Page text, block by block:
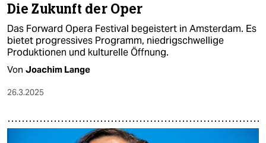
Die Zukunft der Oper
Das Forward Opera Festival begeistert in Amsterdam. Es
bietet progressives Programm, niedrigschwellige
Produktionen und kulturelle Öffnung.
Von Joachim Lange
26.3.2025